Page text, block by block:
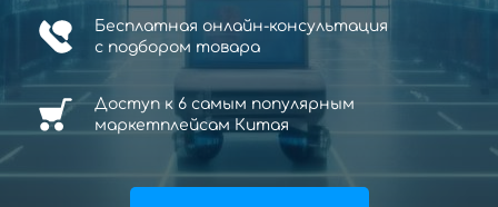
Бесплатная онлайн-консультация
с подбором товара
Доступ к 6 самым популярным
маркетплейсам Китая